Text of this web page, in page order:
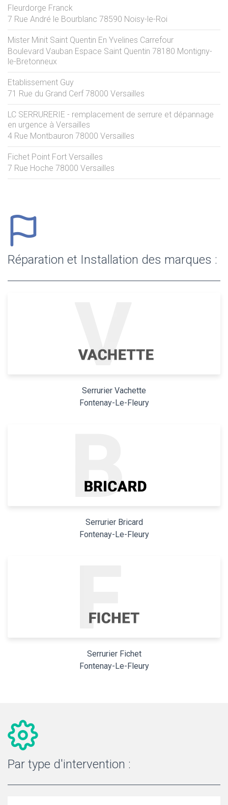
Fleurdorge Franck
7 Rue André le Bourblanc 78590 Noisy-le-Roi
Mister Minit Saint Quentin En Yvelines Carrefour
Boulevard Vauban Espace Saint Quentin 78180 Montigny-
le-Bretonneux
Etablissement Guy
71 Rue du Grand Cerf 78000 Versailles
LC SERRURERIE - remplacement de serrure et dépannage
en urgence à Versailles
4 Rue Montbauron 78000 Versailles
Fichet Point Fort Versailles
7 Rue Hoche 78000 Versailles
Réparation et Installation des marques :
Serrurier Vachette
Fontenay-Le-Fleury
Serrurier Bricard
Fontenay-Le-Fleury
Serrurier Fichet
Fontenay-Le-Fleury
Par type d'intervention :